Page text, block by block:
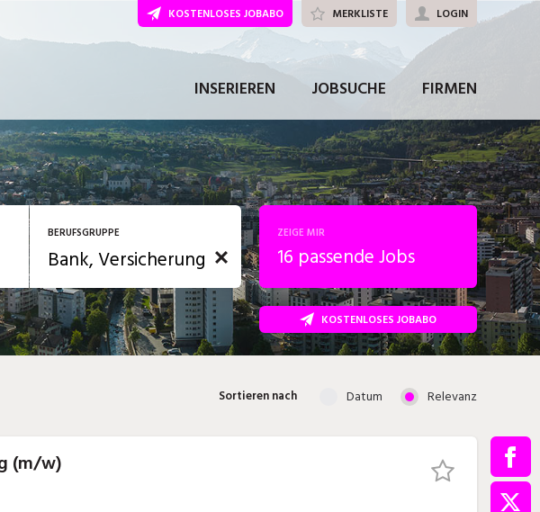
INSERIEREN JOBSUCHE FIRMEN
KOSTENLOSES JOBABO MERKLISTE LOGIN
POSITION
BERUFSGRUPPE
Bildung, Kunst, Design, Soziale
Berufe, Sport
Gartenbau, Landwirtschaft,
Forstwirtschaft
ZEIGE MIR
16 passende Jobs
KOSTENLOSES JOBABO
Sortieren nach Datum Relevanz
(m/w)